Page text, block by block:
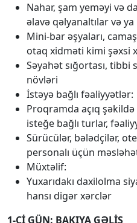
Nahar, şam yeməyi və
əlavə qəlyanaltılar və
Mini-bar əşyaları,
otaq xidməti kimi şəxsi
Səyahət sığortası, tibbi
növləri
İstəyə bağlı fəaliyyətlər:
Proqramda açıq
isteğe bağlı turlar,
Sürücülər, bələdçilər,
personalı üçün
Müxtəlif:
Yuxarıdakı daxilolma
hansı digər xərclər
1-Cİ GÜN: BAKIYA GƏLİŞ